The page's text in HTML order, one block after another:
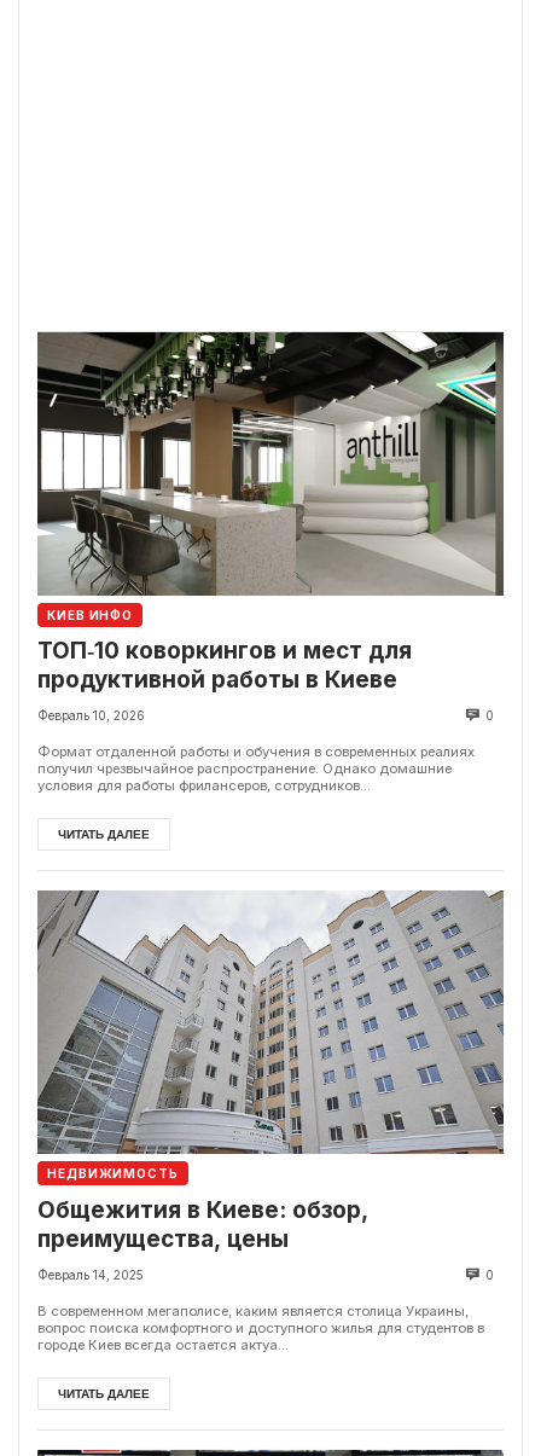
КИЕВ ИНФО
ТОП‑10 коворкингов и мест для
продуктивной работы в Киеве
Февраль 10, 2026 0
Формат отдаленной работы и обучения в современных реалиях
получил чрезвычайное распространение. Однако домашние
условия для работы фрилансеров, сотрудников...
ЧИТАТЬ ДАЛЕЕ
НЕДВИЖИМОСТЬ
Общежития в Киеве: обзор,
преимущества, цены
Февраль 14, 2025 0
В современном мегаполисе, каким является столица Украины,
вопрос поиска комфортного и доступного жилья для студентов в
городе Киев всегда остается актуа...
ЧИТАТЬ ДАЛЕЕ